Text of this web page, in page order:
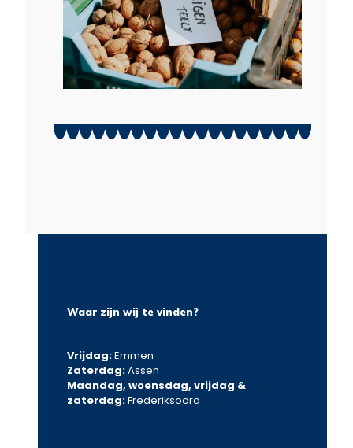
Waar zijn wij te vinden?
Vrijdag:Emmen
Zaterdag:Assen
Maandag, woensdag, vrijdag &
zaterdag:Frederiksoord